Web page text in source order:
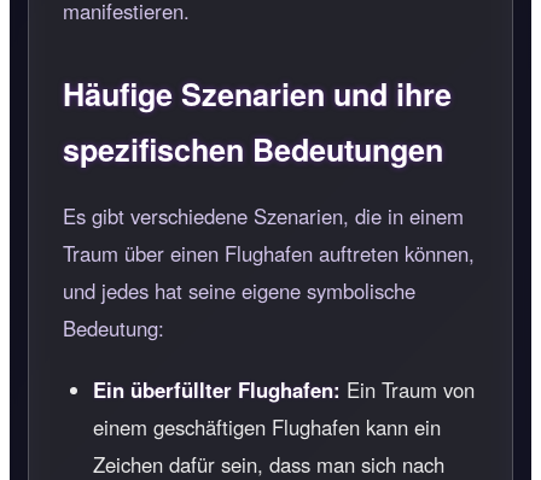
manifestieren.
Häufige Szenarien und ihre
spezifischen Bedeutungen
Es gibt verschiedene Szenarien, die in einem
Traum über einen Flughafen auftreten können,
und jedes hat seine eigene symbolische
Bedeutung:
Ein überfüllter Flughafen: Ein Traum von
einem geschäftigen Flughafen kann ein
Zeichen dafür sein, dass man sich nach